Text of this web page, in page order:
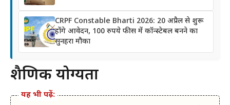
CRPF Constable Bharti 2026: 20 अप्रैल से शुरू
होंगे आवेदन, 100 रुपये फीस में कॉन्स्टेबल बनने का
सुनहरा मौका
शैक्षणिक योग्यता
यह भी पढ़ें: